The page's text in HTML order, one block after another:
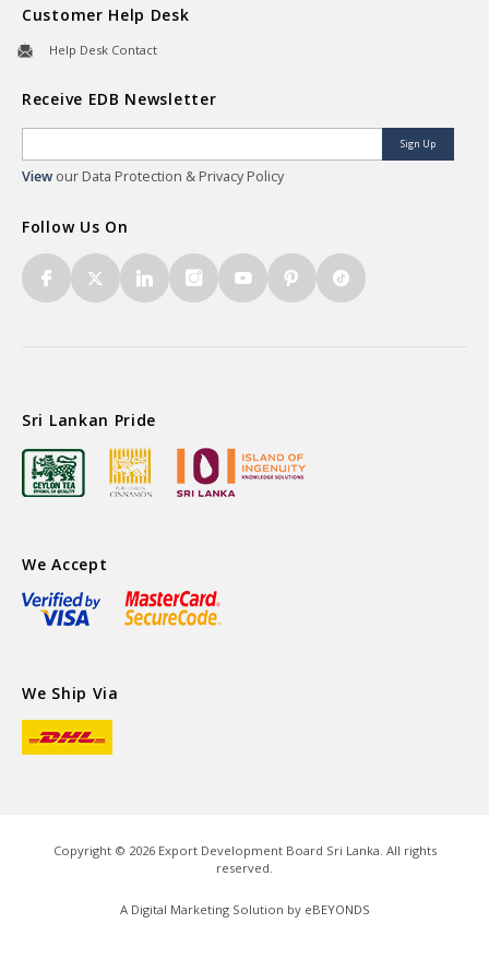
Customer Help Desk
Help Desk Contact
Receive EDB Newsletter
Sign Up
View our Data Protection & Privacy Policy
Follow Us On
Sri Lankan Pride
We Accept
We Ship Via
Copyright © 2026Export Development Board Sri Lanka. All rights
reserved.
A Digital Marketing Solution by eBEYONDS